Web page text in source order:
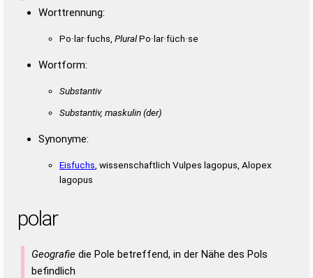
Worttrennung:
Po·lar·fuchs, PluralPo·lar·füch·se
Wortform:
Substantiv
Substantiv, maskulin(der)
Synonyme:
Eisfuchs , wissenschaftlich Vulpes lagopus, Alopex
lagopus
polar
Geografie die Pole betreffend, in der Nähe des Pols
befindlich